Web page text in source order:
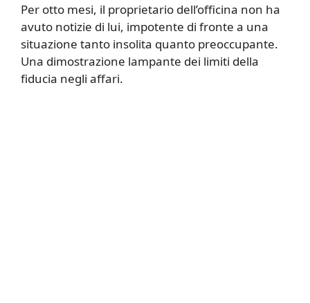
Per otto mesi, il proprietario dell’officina non ha
avuto notizie di lui, impotente di fronte a una
situazione tanto insolita quanto preoccupante.
Una dimostrazione lampante dei limiti della
fiducia negli affari.